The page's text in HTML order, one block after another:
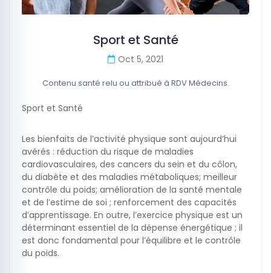
Sport et Santé
Oct 5, 2021
Contenu santé relu ou attribué à RDV Médecins.
Sport et Santé
Les bienfaits de l’activité physique sont aujourd’hui
avérés : réduction du risque de maladies
cardiovasculaires, des cancers du sein et du côlon,
du diabète et des maladies métaboliques; meilleur
contrôle du poids; amélioration de la santé mentale
et de l’estime de soi ; renforcement des capacités
d’apprentissage. En outre, l’exercice physique est un
déterminant essentiel de la dépense énergétique ; il
est donc fondamental pour l’équilibre et le contrôle
du poids.